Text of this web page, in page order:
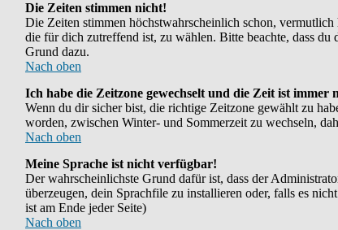
Die Zeiten stimmen nicht!
Die Zeiten stimmen höchstwahrscheinlich schon,
die für dich zutreffend ist, zu wählen. Bitte beachte, dass
Grund dazu.
Nach oben
Ich habe die Zeitzone gewechselt und die Zeit ist immer
Wenn du dir sicher bist, die richtige Zeitzone gewählt zu
worden, zwischen Winter- und Sommerzeit zu wechseln,
Nach oben
Meine Sprache ist nicht verfügbar!
Der wahrscheinlichste Grund dafür ist, dass der
überzeugen, dein Sprachfile zu installieren oder, falls es
ist am Ende jeder Seite)
Nach oben